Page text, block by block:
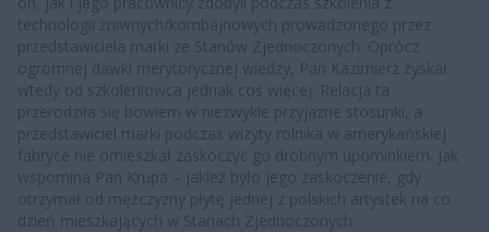
technologii żniwnych/kombajnowych prowadzonego przez
przedstawiciela marki ze Stanów Zjednoczonych. Oprócz
ogromnej dawki merytorycznej wiedzy, Pan Kazimierz zyskał
wtedy od szkoleniowca jednak coś więcej. Relacja ta
przerodziła się bowiem w niezwykle przyjazne stosunki, a
przedstawiciel marki podczas wizyty rolnika w amerykańskiej
fabryce nie omieszkał zaskoczyć go drobnym upominkiem. Jak
wspomina Pan Krupa – jakież było jego zaskoczenie, gdy
otrzymał od mężczyzny płytę jednej z polskich artystek na co
dzień mieszkających w Stanach Zjednoczonych.